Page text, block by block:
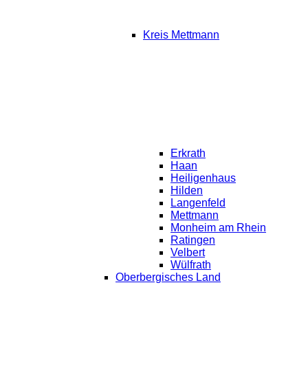
Kreis Mettmann
Erkrath
Haan
Heiligenhaus
Hilden
Langenfeld
Mettmann
Monheim am Rhein
Ratingen
Velbert
Wülfrath
Oberbergisches Land